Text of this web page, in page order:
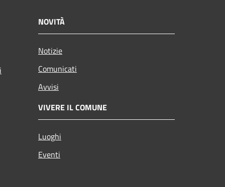
NOVITÀ
Notizie
Comunicati
Avvisi
VIVERE IL COMUNE
Luoghi
Eventi